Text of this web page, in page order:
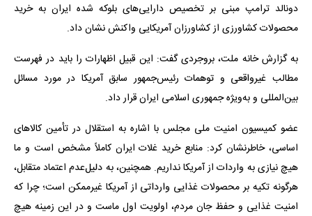
دونالد ترامپ مبنی بر تخصیص دارایی‌های بلوکه شده ایران به خرید
محصولات کشاورزی از کشاورزان آمریکایی واکنش نشان داد.
به گزارش خانه ملت، بروجردی گفت: این قبیل اظهارات را باید در فهرست
مطالب غیرواقعی و توهمات رئیس‌جمهور سابق آمریکا در مورد مسائل
بین‌المللی و به‌ویژه جمهوری اسلامی ایران قرار داد.
عضو کمیسیون امنیت ملی مجلس با اشاره به استقلال در تأمین کالاهای
اساسی، خاطرنشان کرد: منابع خرید غلات ایران کاملاً مشخص است و ما
هیچ نیازی به واردات از آمریکا نداریم. همچنین، به دلیل‌عدم اعتماد متقابل،
هرگونه تکیه بر محصولات غذایی وارداتی از آمریکا غیرممکن است؛ چرا که
امنیت غذایی و حفظ جان مردم، اولویت اول ماست و در این زمینه هیچ